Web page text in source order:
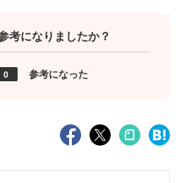
考になりましたか？
0 参考になった